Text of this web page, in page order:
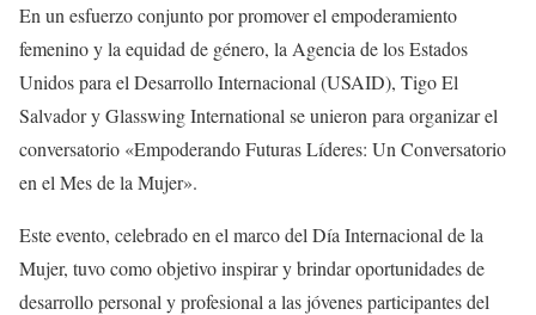
En un esfuerzo conjunto por promover el empoderamiento
femenino y la equidad de género, la Agencia de los Estados
Unidos para el Desarrollo Internacional (USAID), Tigo El
Salvador y Glasswing International se unieron para organizar el
conversatorio «Empoderando Futuras Líderes: Un Conversatorio
en el Mes de la Mujer».
Este evento, celebrado en el marco del Día Internacional de la
Mujer, tuvo como objetivo inspirar y brindar oportunidades de
desarrollo personal y profesional a las jóvenes participantes del